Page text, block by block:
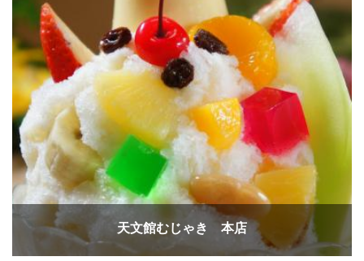
天文館むじゃき 本店